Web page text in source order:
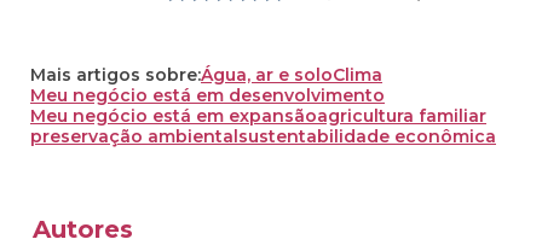
Mais artigos sobre:Água, ar e soloClima
Meu negócio está em desenvolvimento
Meu negócio está em expansãoagricultura familiar
preservação ambientalsustentabilidade econômica
Autores